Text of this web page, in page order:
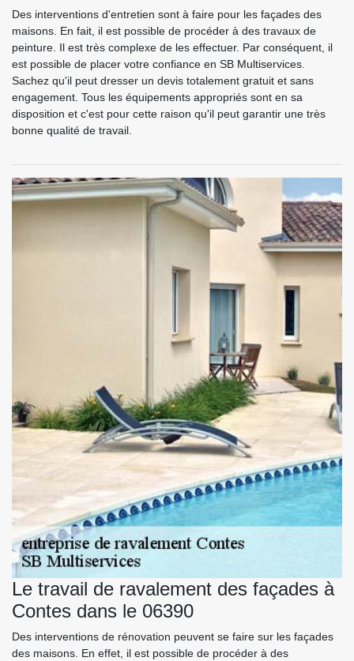
Des interventions d'entretien sont à faire pour les façades des
maisons. En fait, il est possible de procéder à des travaux de
peinture. Il est très complexe de les effectuer. Par conséquent, il
est possible de placer votre confiance en SB Multiservices.
Sachez qu'il peut dresser un devis totalement gratuit et sans
engagement. Tous les équipements appropriés sont en sa
disposition et c'est pour cette raison qu'il peut garantir une très
bonne qualité de travail.
Le travail de ravalement des façades à
Contes dans le 06390
Des interventions de rénovation peuvent se faire sur les façades
des maisons. En effet, il est possible de procéder à des